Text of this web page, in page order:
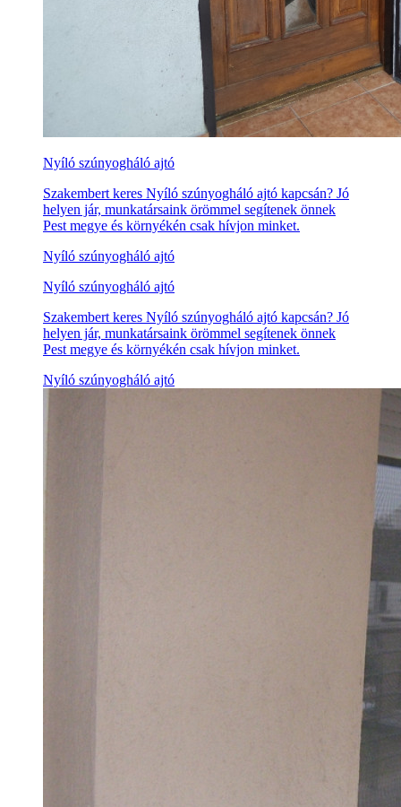
Nyíló szúnyogháló ajtó
Szakembert keres Nyíló szúnyogháló ajtó kapcsán? Jó
helyen jár, munkatársaink örömmel segítenek önnek
Pest megye és környékén csak hívjon minket.
Nyíló szúnyogháló ajtó
Nyíló szúnyogháló ajtó
Szakembert keres Nyíló szúnyogháló ajtó kapcsán? Jó
helyen jár, munkatársaink örömmel segítenek önnek
Pest megye és környékén csak hívjon minket.
Nyíló szúnyogháló ajtó